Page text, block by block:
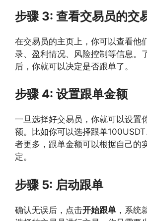
步骤 3: 查看交易员的交
在交易员的主页上，你可以查看他
录、盈利情况、风险控制等信息。
后，你就可以决定是否跟单了。
步骤 4: 设置跟单金额
一旦选择好交易员，你就可以设置
额。比如你可以选择跟单
者更多，跟单金额可以根据自己的
定。
步骤 5: 启动跟单
确认无误后，点击开始跟单 ，系统